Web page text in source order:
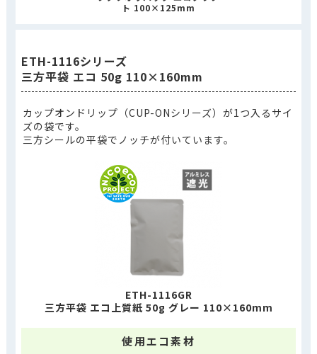
ト 100×125mm
ETH-1116シリーズ
三方平袋 エコ 50g 110×160mm
カップオンドリップ（CUP-ONシリーズ）が1つ入るサイ
ズの袋です。
三方シールの平袋でノッチが付いています。
ETH-1116GR
三方平袋 エコ上質紙 50g グレー 110×160mm
使用エコ素材